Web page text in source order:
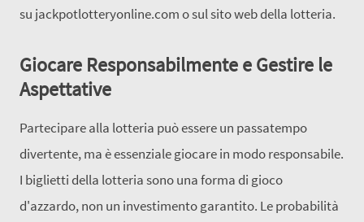
su jackpotlotteryonline.com o sul sito web della lotteria.
Giocare Responsabilmente e Gestire le
Aspettative
Partecipare alla lotteria può essere un passatempo
divertente, ma è essenziale giocare in modo responsabile.
I biglietti della lotteria sono una forma di gioco
d'azzardo, non un investimento garantito. Le probabilità